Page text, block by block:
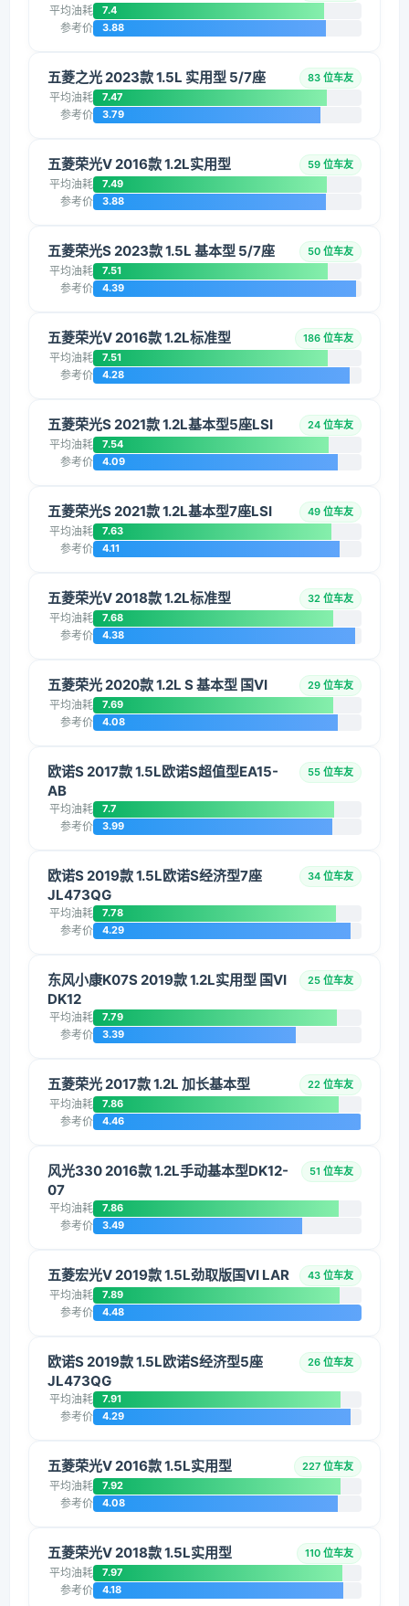
平均油耗 7.4
参考价 3.88
五菱之光 2023款 1.5L 实用型 5/7座 83 位车友
平均油耗 7.47
参考价 3.79
五菱荣光V 2016款 1.2L实用型 59 位车友
平均油耗 7.49
参考价 3.88
五菱荣光S 2023款 1.5L 基本型 5/7座 50 位车友
平均油耗 7.51
参考价 4.39
五菱荣光V 2016款 1.2L标准型 186 位车友
平均油耗 7.51
参考价 4.28
五菱荣光S 2021款 1.2L基本型5座LSI 24 位车友
平均油耗 7.54
参考价 4.09
五菱荣光S 2021款 1.2L基本型7座LSI 49 位车友
平均油耗 7.63
参考价 4.11
五菱荣光V 2018款 1.2L标准型 32 位车友
平均油耗 7.68
参考价 4.38
五菱荣光 2020款 1.2L S 基本型 国VI 29 位车友
平均油耗 7.69
参考价 4.08
欧诺S 2017款 1.5L欧诺S超值型EA15-
AB
55 位车友
平均油耗 7.7
参考价 3.99
欧诺S 2019款 1.5L欧诺S经济型7座
JL473QG
34 位车友
平均油耗 7.78
参考价 4.29
东风小康K07S 2019款 1.2L实用型 国VI
DK12
25 位车友
平均油耗 7.79
参考价 3.39
五菱荣光 2017款 1.2L 加长基本型 22 位车友
平均油耗 7.86
参考价 4.46
风光330 2016款 1.2L手动基本型DK12-
07
51 位车友
平均油耗 7.86
参考价 3.49
五菱宏光V 2019款 1.5L劲取版国VI LAR 43 位车友
平均油耗 7.89
参考价 4.48
欧诺S 2019款 1.5L欧诺S经济型5座
JL473QG
26 位车友
平均油耗 7.91
参考价 4.29
五菱荣光V 2016款 1.5L实用型 227 位车友
平均油耗 7.92
参考价 4.08
五菱荣光V 2018款 1.5L实用型 110 位车友
平均油耗 7.97
参考价 4.18